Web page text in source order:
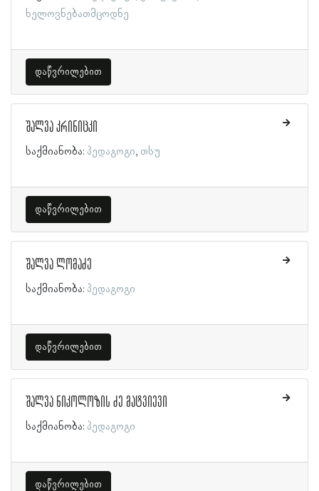
ხელოვნებათმცოდნე
დაწვრილებით
შალვა კრინიცკი
საქმიანობა: პედაგოგი თსუ
დაწვრილებით
შალვა ლომაძე
საქმიანობა: პედაგოგი
დაწვრილებით
შალვა ნიკოლოზის ძე მატვიევი
საქმიანობა: პედაგოგი
დაწვრილებით